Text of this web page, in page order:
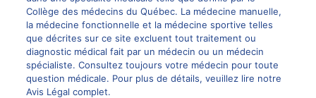
Collège des médecins du Québec. La médecine manuelle,
la médecine fonctionnelle et la médecine sportive telles
que décrites sur ce site excluent tout traitement ou
diagnostic médical fait par un médecin ou un médecin
spécialiste. Consultez toujours votre médecin pour toute
question médicale. Pour plus de détails, veuillez lire notre
Avis Légal complet.